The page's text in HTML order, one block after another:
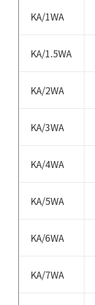
KA/1WA
KA/1.5WA
KA/2WA
KA/3WA
KA/4WA
KA/5WA
KA/6WA
KA/7WA